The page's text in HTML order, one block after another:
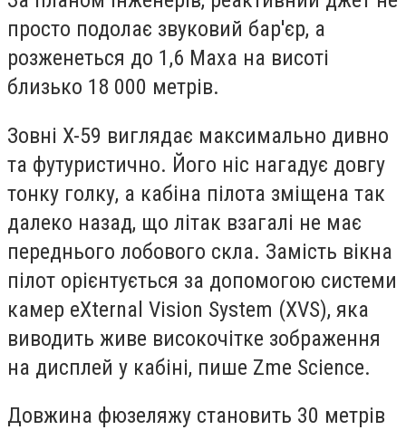
просто подолає звуковий бар'єр, а
розженеться до 1,6 Маха на висоті
близько 18 000 метрів.
Зовні X-59 виглядає максимально дивно
та футуристично. Його ніс нагадує довгу
тонку голку, а кабіна пілота зміщена так
далеко назад, що літак взагалі не має
переднього лобового скла. Замість вікна
пілот орієнтується за допомогою системи
камер eXternal Vision System (XVS), яка
виводить живе високочітке зображення
на дисплей у кабіні, пише Zme Science.
Довжина фюзеляжу становить 30 метрів